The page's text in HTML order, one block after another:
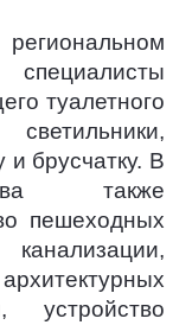
туалетного
брусчатку. В
также
пешеходных